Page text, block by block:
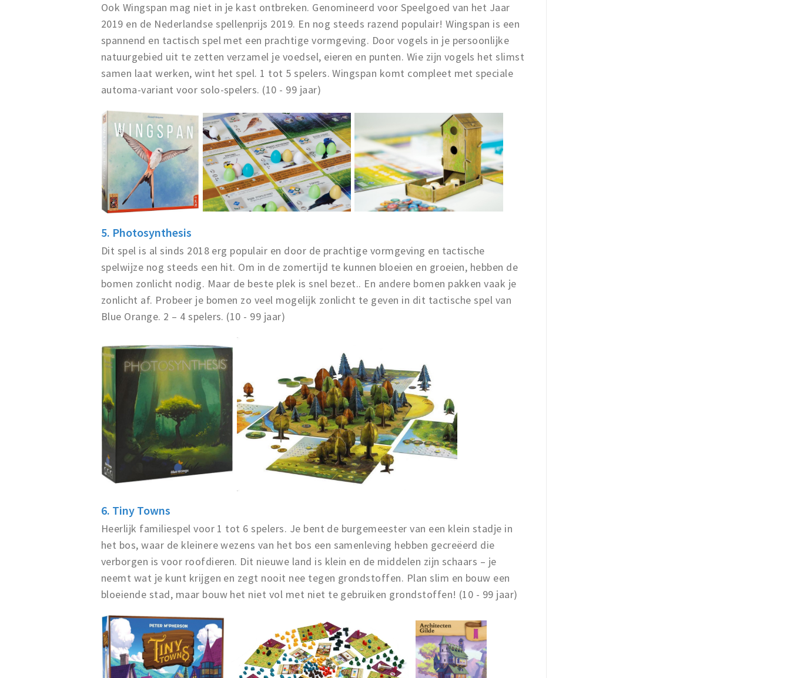
Ook Wingspan mag niet in je kast ontbreken. Genomineerd voor Speelgoed van het Jaar
2019 en de Nederlandse spellenprijs 2019. En nog steeds razend populair! Wingspan is een
spannend en tactisch spel met een prachtige vormgeving. Door vogels in je persoonlijke
natuurgebied uit te zetten verzamel je voedsel, eieren en punten. Wie zijn vogels het slimst
samen laat werken, wint het spel. 1 tot 5 spelers. Wingspan komt compleet met speciale
automa-variant voor solo-spelers. (10 - 99 jaar)
5. Photosynthesis
Dit spel is al sinds 2018 erg populair en door de prachtige vormgeving en tactische
spelwijze nog steeds een hit. Om in de zomertijd te kunnen bloeien en groeien, hebben de
bomen zonlicht nodig. Maar de beste plek is snel bezet.. En andere bomen pakken vaak je
zonlicht af. Probeer je bomen zo veel mogelijk zonlicht te geven in dit tactische spel van
Blue Orange. 2 – 4 spelers. (10 - 99 jaar)
6. Tiny Towns
Heerlijk familiespel voor 1 tot 6 spelers. Je bent de burgemeester van een klein stadje in
het bos, waar de kleinere wezens van het bos een samenleving hebben gecreëerd die
verborgen is voor roofdieren. Dit nieuwe land is klein en de middelen zijn schaars – je
neemt wat je kunt krijgen en zegt nooit nee tegen grondstoffen. Plan slim en bouw een
bloeiende stad, maar bouw het niet vol met niet te gebruiken grondstoffen! (10 - 99 jaar)